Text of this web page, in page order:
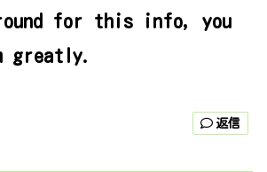
for this info, you
greatly.
返信